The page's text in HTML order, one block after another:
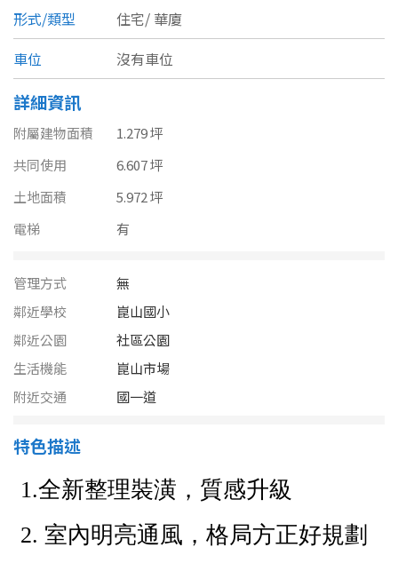
苗栗縣
台中市
雲林縣
嘉義市
台南市
高雄市
澎湖縣
金門連江
農舍 辦公
坪數
不拘
60~70 坪
80坪以上
不拘
地下室
1樓 2樓
形式/類型
住宅/ 華廈
車位
沒有車位
詳細資訊
附屬建物面積
1.279 坪
共同使用
6.607 坪
土地面積
5.972 坪
電梯
有
管理方式
無
鄰近學校
崑山國小
鄰近公園
社區公園
生活機能
崑山市場
附近交通
國一道
特色描述